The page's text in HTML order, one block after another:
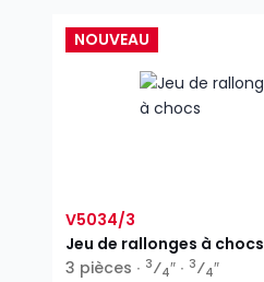
NOUVEAU
V5034/3
Jeu de rallonges à chocs
3 pièces ∙ 3⁄4″ ∙ 3⁄4″